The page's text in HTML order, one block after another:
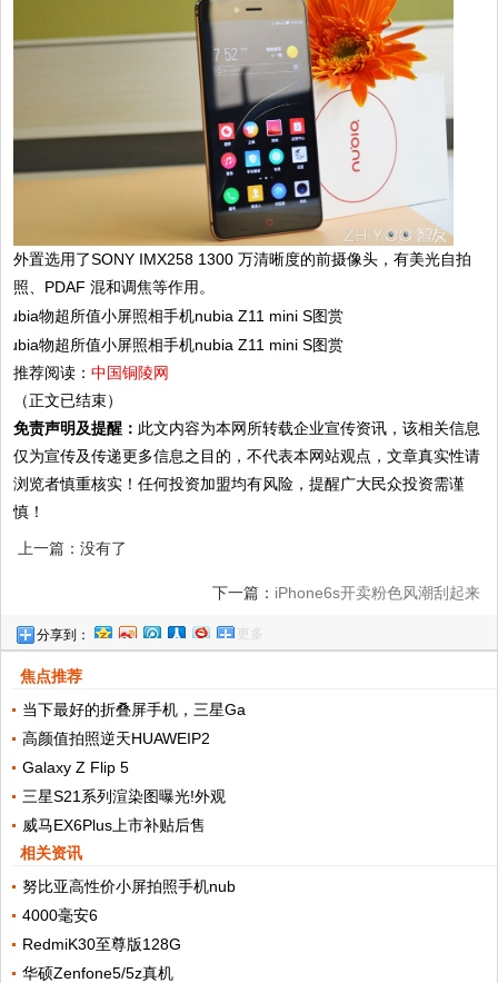
外置选用了SONY IMX258 1300 万清晰度的前摄像头，有美光自拍
照、PDAF 混和调焦等作用。
推荐阅读：中国铜陵网
（正文已结束）
免责声明及提醒： 此文内容为本网所转载企业宣传资讯，该相关信息
仅为宣传及传递更多信息之目的，不代表本网站观点，文章真实性请
浏览者慎重核实！任何投资加盟均有风险，提醒广大民众投资需谨
慎！
上一篇：没有了
下一篇： iPhone6s开卖粉色风潮刮起来
分享到： 更多
焦点推荐
当下最好的折叠屏手机，三星Ga
高颜值拍照逆天HUAWEIP2
Galaxy Z Flip 5
三星S21系列渲染图曝光!外观
威马EX6Plus上市补贴后售
相关资讯
努比亚高性价小屏拍照手机nub
4000毫安6
RedmiK30至尊版128G
华硕Zenfone5/5z真机